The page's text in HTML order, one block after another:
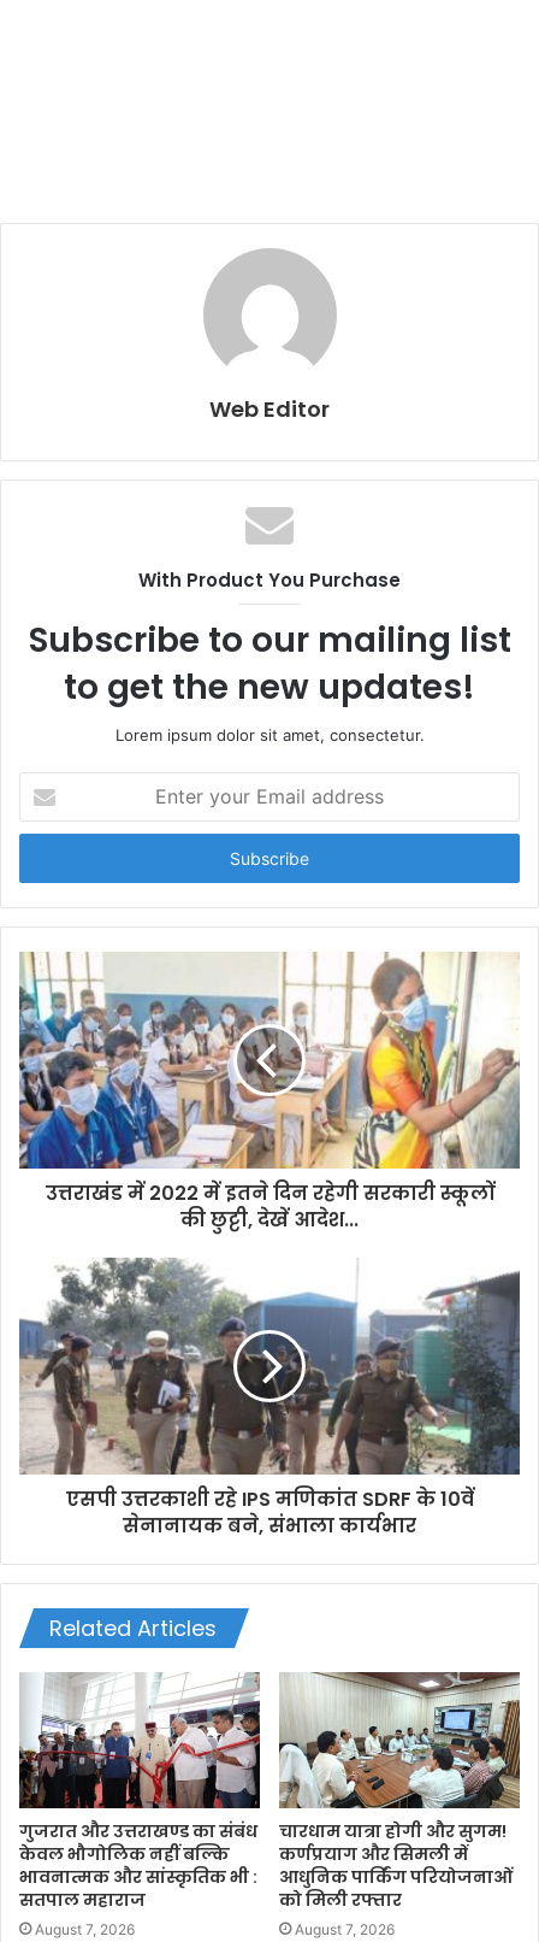
Web Editor
With Product You Purchase
Subscribe to our mailing list
to get the new updates!
Lorem ipsum dolor sit amet, consectetur.
t
r
y
u
r
E
m
a
i
l
a
d
उत्तराखंड में 2022 में इतने दिन रहेगी सरकारी स्कूलों
की छुट्टी, देखें आदेश...
एसपी उत्तरकाशी रहे IPS मणिकांत SDRF के 10वें
सेनानायक बने, संभाला कार्यभार
Related Articles
गुजरात और उत्तराखण्ड का संबंध
केवल भौगोलिक नहीं बल्कि
भावनात्मक और सांस्कृतिक भी :
सतपाल महाराज
August 7, 2026
चारधाम यात्रा होगी और सुगम!
कर्णप्रयाग और सिमली में
आधुनिक पार्किंग परियोजनाओं
को मिली रफ्तार
August 7, 2026